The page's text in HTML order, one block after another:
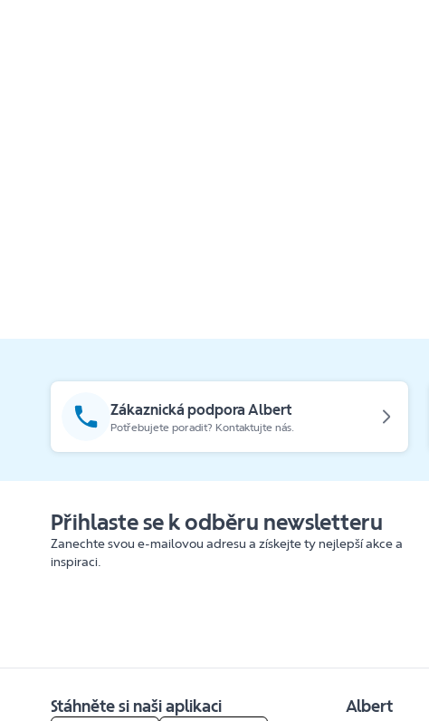
Zákaznická podpora Albert
Potřebujete poradit? Kontaktujte nás.
Přihlaste se k odběru newsletteru
Zanechte svou e-mailovou adresu a získejte ty nejlepší akce a
inspiraci.
Stáhněte si naši aplikaci Albert